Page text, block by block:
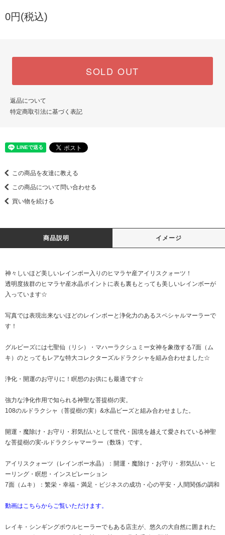
0円(税込)
SOLD OUT
返品について
特定商取引法に基づく表記
この商品を友達に教える
この商品について問い合わせる
買い物を続ける
商品説明 イメージ
神々しいほど美しいレインボー入りのヒマラヤ産アイリスクォーツ！
透明度抜群のヒマラヤ産水晶ポイントに表も裏もとっても美しいレインボーが
入っています☆
写真では表現出来ないほどのレインボーと浄化力のあるスペシャルマーラーで
す！
グルビーズには七聖仙（リシ）・マハーラクシュミー女神を象徴する7面（ム
キ）のとってもレアな特大コレクターズルドラクシャを組み合わせました☆
浄化・開運のお守りに！瞑想のお供にも最適です☆
強力な浄化作用で知られる神聖な菩提樹の実。
108のルドラクシャ（菩提樹の実）&水晶ビーズと組み合わせました。
開運・魔除け・お守り・邪気払いとして世代・国境を越えて愛されている神聖
な菩提樹の実-ルドラクシャマーラー（数珠）です。
アイリスクォーツ（レインボー水晶）：開運・魔除け・お守り・邪気払い・ヒ
ーリング・瞑想・インスピレーション
7面（ムキ）：繁栄・幸福・満足・ビジネスの成功・心の平安・人間関係の調和
動画はこちらからご覧いただけます。
レイキ・シンギングボウルヒーラーでもある店主が、悠久の大自然に囲まれた